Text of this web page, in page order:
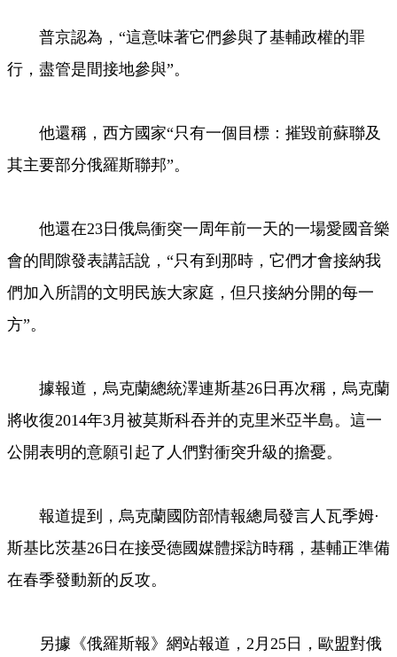
普京認為，“這意味著它們參與了基輔政權的罪
行，盡管是間接地參與”。
他還稱，西方國家“只有一個目標：摧毀前蘇聯及
其主要部分俄羅斯聯邦”。
他還在23日俄烏衝突一周年前一天的一場愛國音樂
會的間隙發表講話說，“只有到那時，它們才會接納我
們加入所謂的文明民族大家庭，但只接納分開的每一
方”。
據報道，烏克蘭總統澤連斯基26日再次稱，烏克蘭
將收復2014年3月被莫斯科吞并的克里米亞半島。這一
公開表明的意願引起了人們對衝突升級的擔憂。
報道提到，烏克蘭國防部情報總局發言人瓦季姆·
斯基比茨基26日在接受德國媒體採訪時稱，基輔正準備
在春季發動新的反攻。
另據《俄羅斯報》網站報道，2月25日，歐盟對俄